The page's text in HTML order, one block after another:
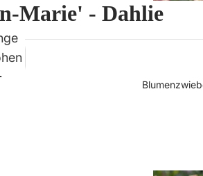
Marie' - Dahlie